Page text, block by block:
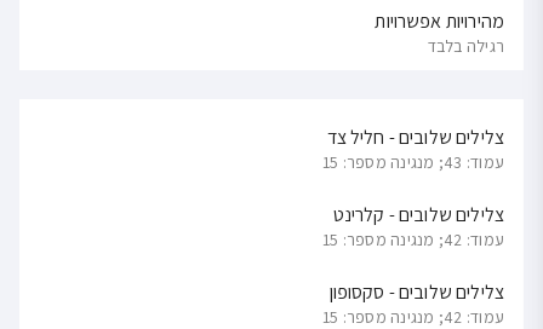
מהירויות אפשרויות
רגילה בלבד
צלילים שלובים - חליל צד
עמוד: 43; מנגינה מספר: 15
צלילים שלובים - קלרינט
עמוד: 42; מנגינה מספר: 15
צלילים שלובים - סקסופון
עמוד: 42; מנגינה מספר: 15